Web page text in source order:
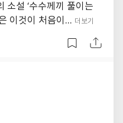
소설 ‘수수께끼 풀이는
이것이 처음이... 더보기